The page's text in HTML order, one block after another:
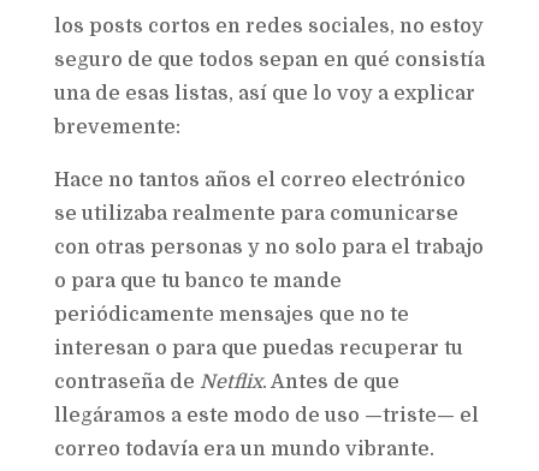
los posts cortos en redes sociales, no estoy
seguro de que todos sepan en qué consistía
una de esas listas, así que lo voy a explicar
brevemente:
Hace no tantos años el correo electrónico
se utilizaba realmente para comunicarse
con otras personas y no solo para el trabajo
o para que tu banco te mande
periódicamente mensajes que no te
interesan o para que puedas recuperar tu
contraseña de Netflix. Antes de que
llegáramos a este modo de uso —triste— el
correo todavía era un mundo vibrante.